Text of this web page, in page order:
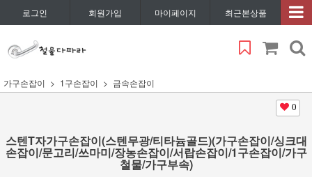
로그인 회원가입 마이페이지 최근본상품
가구손잡이 1구손잡이 금속손잡이
0
스텐T자가구손잡이(스텐무광/티타늄골드)(가구손잡이/싱크대
손잡이/문고리/쓰마미/장농손잡이/서랍손잡이/1구손잡이/가구
철물/가구부속)